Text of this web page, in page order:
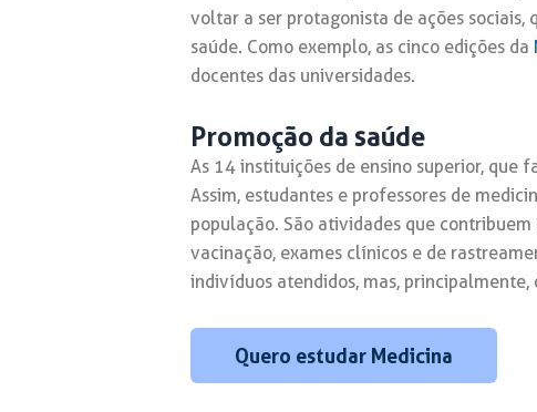
voltar a ser protagonista de ações sociais,
saúde. Como exemplo, as cinco edições da
docentes das universidades.
Promoção da saúde
As 14 instituições de ensino superior, que
Assim, estudantes e professores de
população. São atividades que
vacinação, exames clínicos e de
indivíduos atendidos, mas,
Quero estudar Medicina